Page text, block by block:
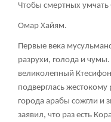
Чтобы смертных умчать
Омар Хайям.
Первые века
разрухи, голода и
великолепный
подверглась
города арабы сожгли и
заявил, что раз есть